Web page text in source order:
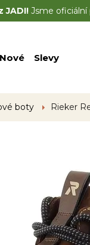
JADI!Jsme oficiální
Nové Slevy
boty Rieker